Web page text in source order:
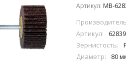
Артикул: MB-
Артикул:
Зернистость:
Диаметр:
80